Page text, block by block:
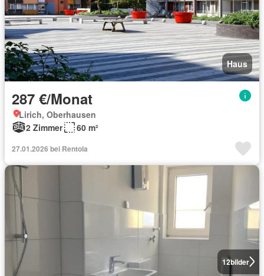
Haus
287 €/Monat
Lirich, Oberhausen
2 Zimmer
60 m²
27.01.2026 bei Rentola
12bilder